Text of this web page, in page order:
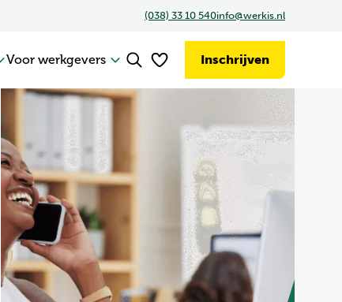
(038) 33 10 540info@werkis.nl
Voor werkgevers Inschrijven